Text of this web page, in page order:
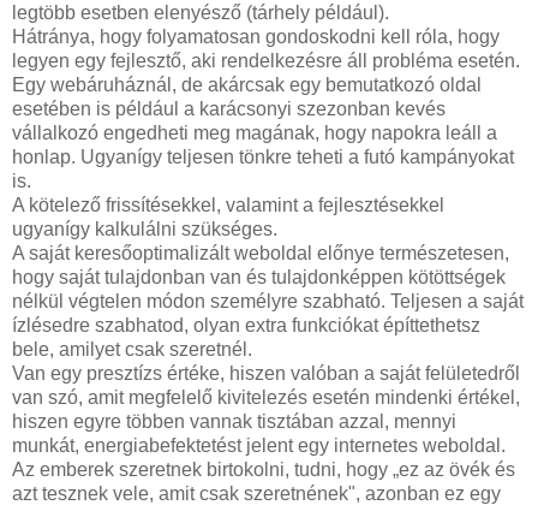
legtöbb esetben elenyésző (tárhely például).
Hátránya, hogy folyamatosan gondoskodni kell róla, hogy
legyen egy fejlesztő, aki rendelkezésre áll probléma esetén.
Egy webáruháznál, de akárcsak egy bemutatkozó oldal
esetében is például a karácsonyi szezonban kevés
vállalkozó engedheti meg magának, hogy napokra leáll a
honlap. Ugyanígy teljesen tönkre teheti a futó kampányokat
is.
A kötelező frissítésekkel, valamint a fejlesztésekkel
ugyanígy kalkulálni szükséges.
A saját keresőoptimalizált weboldal előnye természetesen,
hogy saját tulajdonban van és tulajdonképpen kötöttségek
nélkül végtelen módon személyre szabható. Teljesen a saját
ízlésedre szabhatod, olyan extra funkciókat építtethetsz
bele, amilyet csak szeretnél.
Van egy presztízs értéke, hiszen valóban a saját felületedről
van szó, amit megfelelő kivitelezés esetén mindenki értékel,
hiszen egyre többen vannak tisztában azzal, mennyi
munkát, energiabefektetést jelent egy internetes weboldal.
Az emberek szeretnek birtokolni, tudni, hogy „ez az övék és
azt tesznek vele, amit csak szeretnének", azonban ez egy